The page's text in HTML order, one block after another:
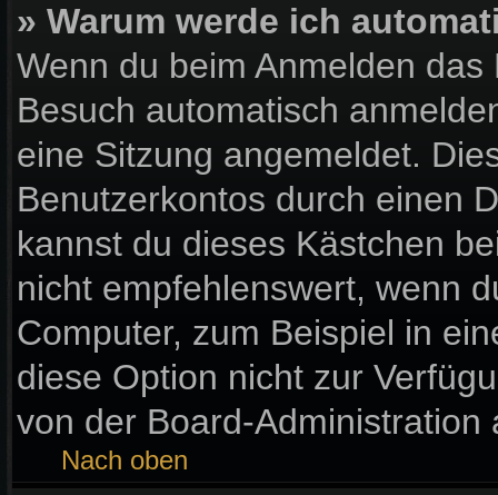
» Warum werde ich
Wenn du beim Anmelden
Besuch automatisch
eine Sitzung angemeldet.
Benutzerkontos durch einen
kannst du dieses Kästchen
nicht empfehlenswert, wenn
Computer, zum Beispiel in
diese Option nicht zur
von der Board-Administration
Nach oben